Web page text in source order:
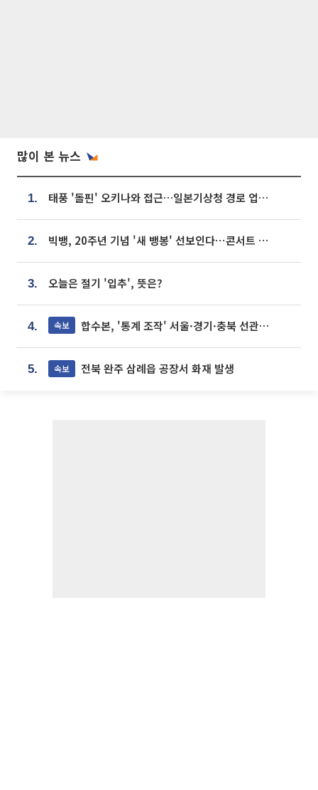
많이 본 뉴스
1. 태풍 '돌핀' 오키나와 접근…일본기상청 경로 업데이트
2. 빅뱅, 20주년 기념 '새 뱅봉' 선보인다⋯콘서트 앞두고 팝업 개최
3. 오늘은 절기 '입추', 뜻은?
4. 속보 합수본, '통계 조작' 서울·경기·충북 선관위 등 추가 압수수색
5. 속보 전북 완주 삼례읍 공장서 화재 발생